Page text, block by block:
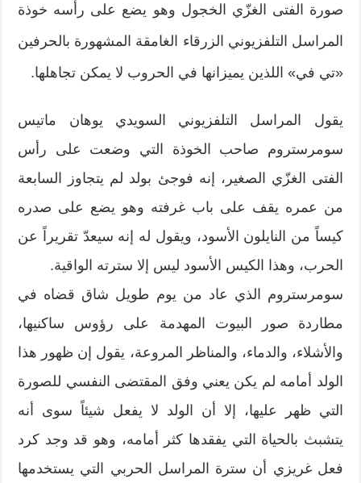
صورة الفتى الغزّي الخجول وهو يضع على رأسه خوذة
المراسل التلفزيوني الزرقاء الغامقة المشهورة بالحرفين
«تي في» اللذين يميزانها في الحروب لا يمكن تجاهلها.
يقول المراسل التلفزيوني السويدي يوهان ماتيس
سومرستروم صاحب الخوذة التي وضعت على رأس
الفتى الغزّي الصغير، إنه فوجئ بولد لم يتجاوز السابعة
من عمره يقف على باب غرفته وهو يضع على صدره
كيساً من النايلون الأسود، ويقول له إنه سيعدّ تقريراً عن
الحرب، وهذا الكيس الأسود ليس إلا سترته الواقية.
سومرستروم الذي عاد من يوم طويل شاق قضاه في
مطاردة صور البيوت المهدمة على رؤوس ساكنيها،
والأشلاء، والدماء، والمناظر المروعة، يقول إن ظهور هذا
الولد أمامه لم يكن يعني وفق المقتضى النفسي للصورة
التي ظهر عليها، إلا أن الولد لا يفعل شيئاً سوى أنه
يتشبث بالحياة التي يفقدها كثر أمامه، وهو قد وجد كرد
فعل غريزي أن سترة المراسل الحربي التي يستخدمها